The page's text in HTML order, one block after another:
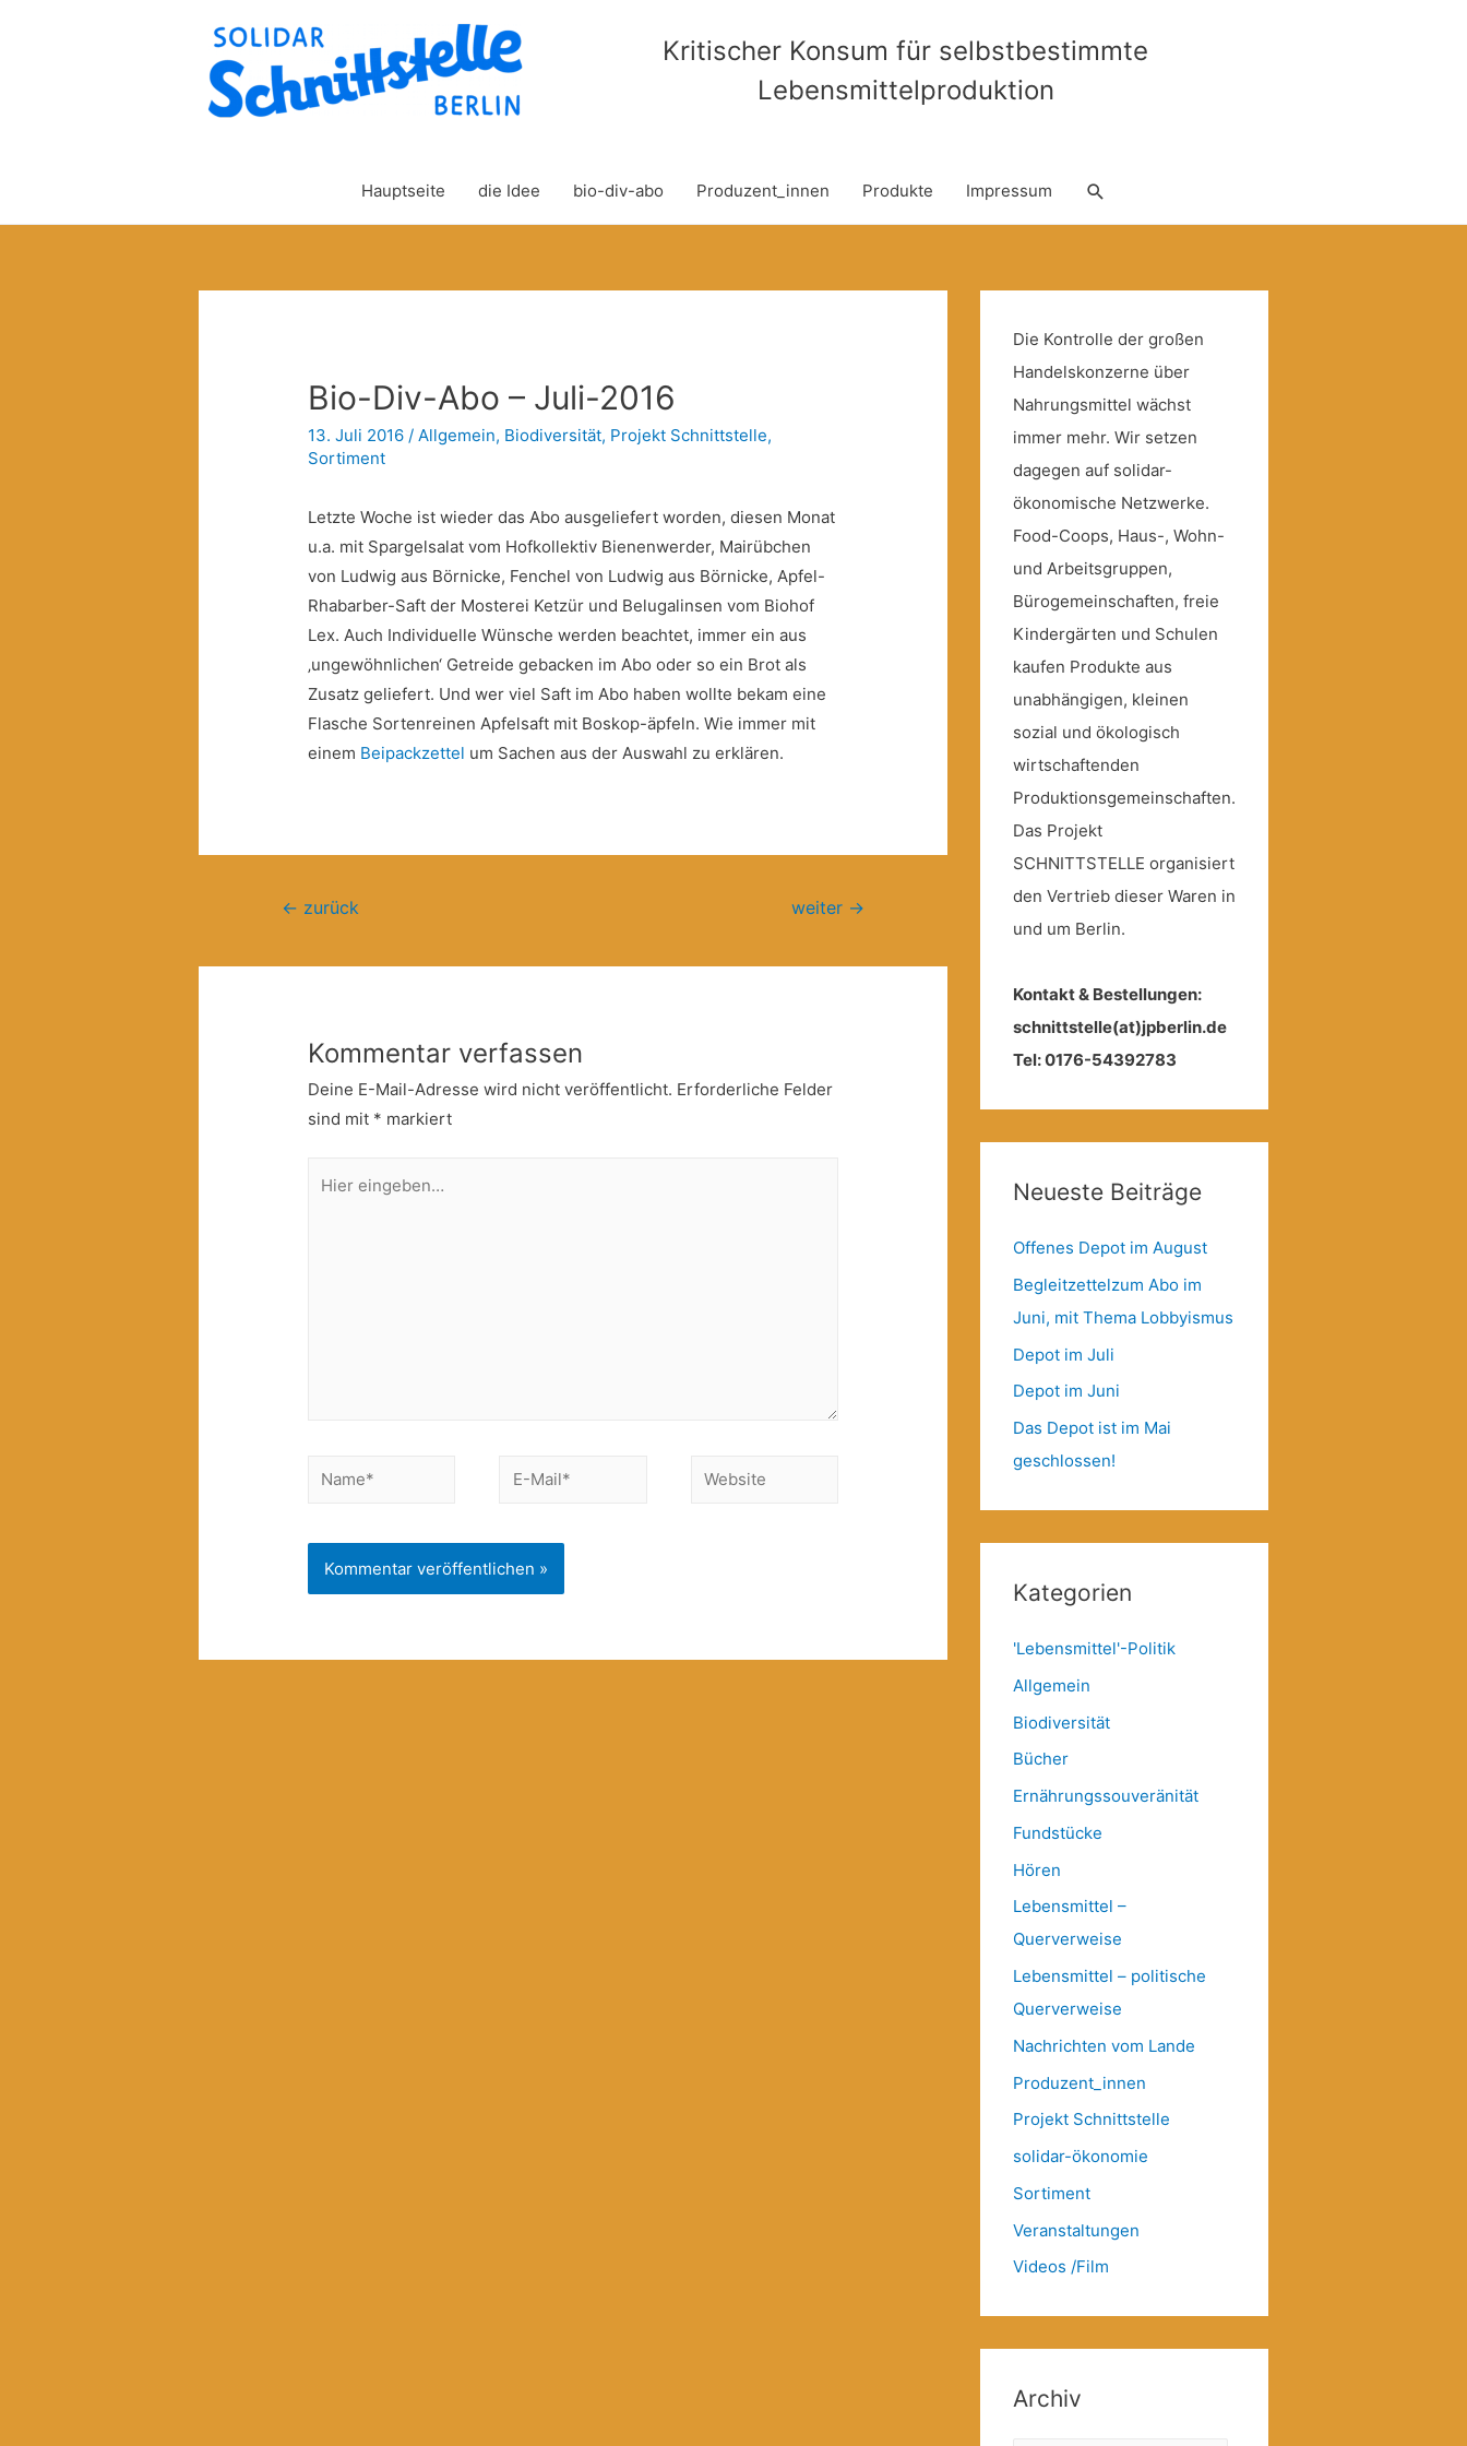
Kritischer Konsum für selbstbestimmte
Lebensmittelproduktion
Hauptseite die Idee bio-div-abo Produzent_innen Produkte Impressum Suche
Bio-Div-Abo – Juli-2016
13. Juli 2016 /Allgemein, Biodiversität, Projekt Schnittstelle,
Sortiment
Letzte Woche ist wieder das Abo ausgeliefert worden, diesen Monat
u.a. mit Spargelsalat vom Hofkollektiv Bienenwerder, Mairübchen
von Ludwig aus Börnicke, Fenchel von Ludwig aus Börnicke, Apfel-
Rhabarber-Saft der Mosterei Ketzür und Belugalinsen vom Biohof
Lex. Auch Individuelle Wünsche werden beachtet, immer ein aus
‚ungewöhnlichen‘ Getreide gebacken im Abo oder so ein Brot als
Zusatz geliefert. Und wer viel Saft im Abo haben wollte bekam eine
Flasche Sortenreinen Apfelsaft mit Boskop-äpfeln. Wie immer mit
einem Beipackzettel um Sachen aus der Auswahl zu erklären.
Beitragsnavigation
← zurück weiter →
Kommentar verfassen
Deine E-Mail-Adresse wird nicht veröffentlicht. Erforderliche Felder
sind mit * markiert
eingeben…
Name*
E-
Website
Die Kontrolle der großen
Handelskonzerne über
Nahrungsmittel wächst
immer mehr. Wir setzen
dagegen auf solidar-
ökonomische Netzwerke.
Food-Coops, Haus-, Wohn-
und Arbeitsgruppen,
Bürogemeinschaften, freie
Kindergärten und Schulen
kaufen Produkte aus
unabhängigen, kleinen
sozial und ökologisch
wirtschaftenden
Produktionsgemeinschaften.
Das Projekt
SCHNITTSTELLE organisiert
den Vertrieb dieser Waren in
und um Berlin.
Kontakt & Bestellungen:
schnittstelle(at)jpberlin.de
Tel: 0176-54392783
Neueste Beiträge
Offenes Depot im August
Begleitzettelzum Abo im
Juni, mit Thema Lobbyismus
Depot im Juli
Depot im Juni
Das Depot ist im Mai
geschlossen!
Kategorien
'Lebensmittel'-Politik
Allgemein
Biodiversität
Bücher
Ernährungssouveränität
Fundstücke
Hören
Lebensmittel –
Querverweise
Lebensmittel – politische
Querverweise
Nachrichten vom Lande
Produzent_innen
Projekt Schnittstelle
solidar-ökonomie
Sortiment
Veranstaltungen
Videos /Film
Archiv